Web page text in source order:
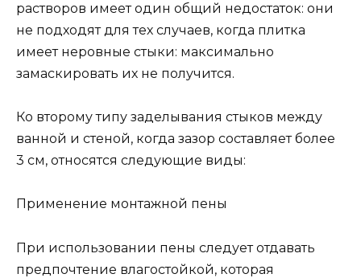
растворов имеет один общий недостаток: они
не подходят для тех случаев, когда плитка
имеет неровные стыки: максимально
замаскировать их не получится.
Ко второму типу заделывания стыков между
ванной и стеной, когда зазор составляет более
3 см, относятся следующие виды:
Применение монтажной пены
При использовании пены следует отдавать
предпочтение влагостойкой, которая